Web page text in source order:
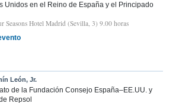
Unidos en el Reino de España y el Principado
Seasons Hotel Madrid (Sevilla, 3) 9.00 horas
León, Jr.
de la Fundación Consejo España–EE.UU. y
Repsol